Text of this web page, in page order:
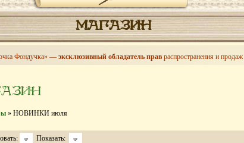
МАГАЗИН
Фондучка» — эксклюзивный обладатель прав распространения и продаж
» НОВИНКИ июля
Показать: